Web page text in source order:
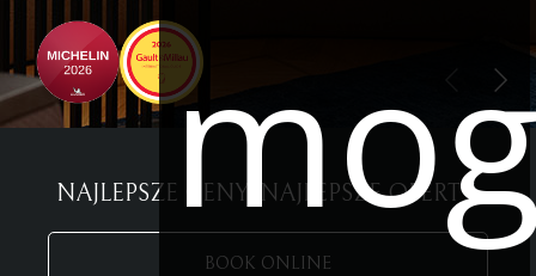
NAJLEPSZE CENY. NAJLEPSZE OFERTY.
BOOK ONLINE